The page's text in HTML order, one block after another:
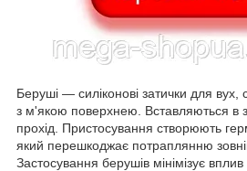
Беруші — силіконові затички для вух,
з м'якою поверхнею. Вставляються в
прохід. Пристосування створюють
який перешкоджає потраплянню
Застосування берушів мінімізує